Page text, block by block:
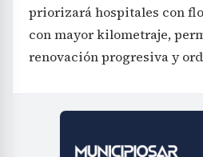
priorizará hospitales con
con mayor kilometraje,
renovación progresiva y